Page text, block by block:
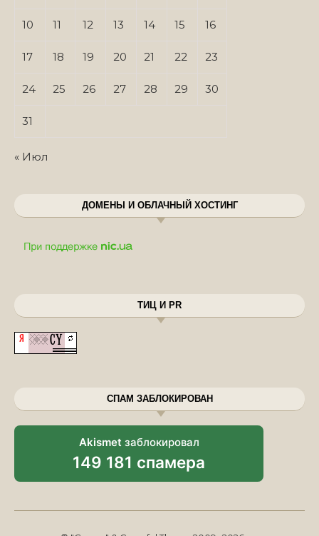
10 11 12 13 14 15 16
17 18 19 20 21 22 23
24 25 26 27 28 29 30
31
« Июл
ДОМЕНЫ И ОБЛАЧНЫЙ ХОСТИНГ
ТИЦ И PR
СПАМ ЗАБЛОКИРОВАН
Akismet заблокировал
149 181 спамера